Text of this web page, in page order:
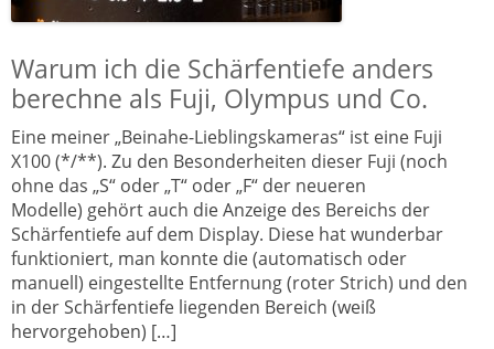
Warum ich die Schärfentiefe anders
berechne als Fuji, Olympus und Co.
Eine meiner „Beinahe-Lieblingskameras“ ist eine Fuji
X100 (*/**). Zu den Besonderheiten dieser Fuji (noch
ohne das „S“ oder „T“ oder „F“ der neueren
Modelle) gehört auch die Anzeige des Bereichs der
Schärfentiefe auf dem Display. Diese hat wunderbar
funktioniert, man konnte die (automatisch oder
manuell) eingestellte Entfernung (roter Strich) und den
in der Schärfentiefe liegenden Bereich (weiß
hervorgehoben) […]